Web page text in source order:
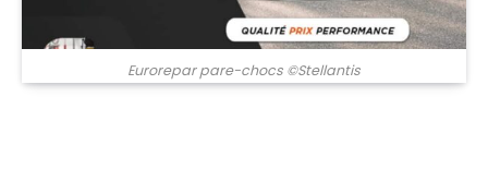
Eurorepar pare-chocs ©Stellantis